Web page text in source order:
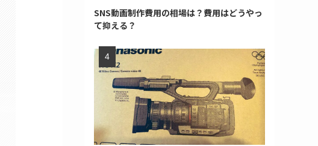
SNS動画制作費用の相場は？費用はどうやっ
て抑える？